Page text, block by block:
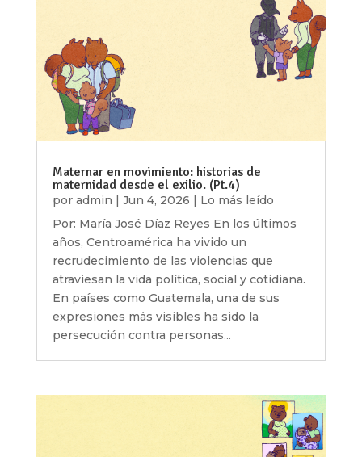
Maternar en movimiento: historias de
maternidad desde el exilio. (Pt.4)
por admin Jun 4, 2026
Lo más leído
Por: María José Díaz Reyes En los últimos
años, Centroamérica ha vivido un
recrudecimiento de las violencias que
atraviesan la vida política, social y cotidiana.
En países como Guatemala, una de sus
expresiones más visibles ha sido la
persecución contra personas...